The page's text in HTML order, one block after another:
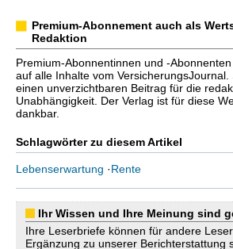
Premium-Abonnement auch als
Redaktion
Premium-Abonnentinnen und -
auf alle Inhalte vom VersicherungsJournal.
einen unverzichtbaren Beitrag für die
Unabhängigkeit. Der Verlag ist für diese
dankbar.
Schlagwörter zu diesem Artikel
Lebenserwartung ·Rente
Ihr Wissen und Ihre Meinung sind
Ihre Leserbriefe können für andere
Ergänzung zu unserer Berichterstattung